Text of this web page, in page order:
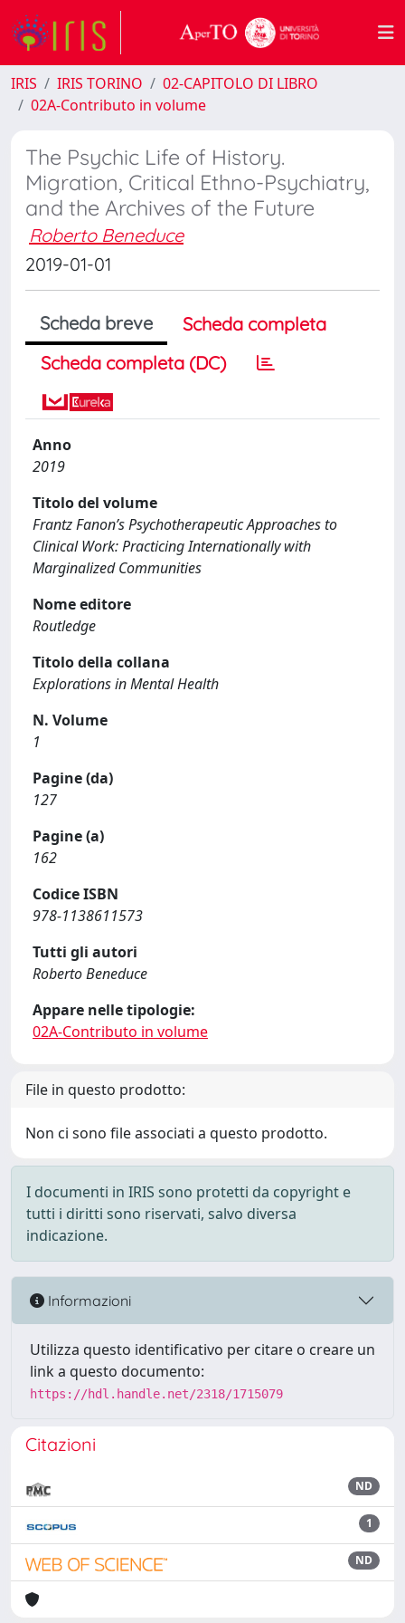
IRIS IRIS TORINO
02-CAPITOLO DI LIBRO
02A-Contributo in volume
The Psychic Life of History.
Migration, Critical Ethno-Psychiatry,
and the Archives of the Future
Roberto Beneduce
2019-01-01
Scheda breve
Scheda completa
Scheda completa (DC)
Anno
2019
Titolo del volume
Frantz Fanon’s Psychotherapeutic Approaches to
Clinical Work: Practicing Internationally with
Marginalized Communities
Nome editore
Routledge
Titolo della collana
Explorations in Mental Health
N. Volume
1
Pagine (da)
127
Pagine (a)
162
Codice ISBN
978-1138611573
Tutti gli autori
Roberto Beneduce
Appare nelle tipologie:
02A-Contributo in volume
File in questo prodotto:
Non ci sono file associati a questo prodotto.
I documenti in IRIS sono protetti da copyright e
tutti i diritti sono riservati, salvo diversa
indicazione.
Informazioni
Utilizza questo identificativo per citare o creare un
link a questo documento:
https://hdl.handle.net/2318/1715079
Citazioni
ND
1
ND